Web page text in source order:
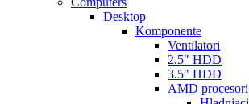
Desktop
Komponente
Ventilatori
2.5″ HDD
3.5″ HDD
AMD procesori